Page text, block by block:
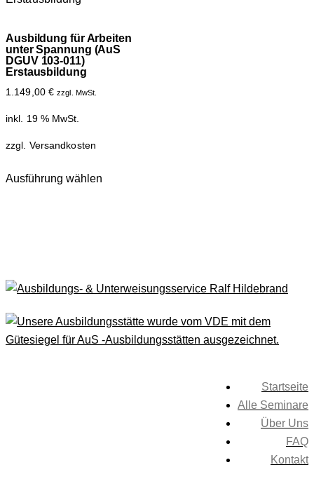
Ausbildung für Arbeiten
unter Spannung (AuS
DGUV 103-011)
Erstausbildung
1.149,00 € zzgl. MwSt.
inkl. 19 % MwSt.
zzgl. Versandkosten
Ausführung wählen
Startseite
Alle Seminare
Über Uns
FAQ
Kontakt